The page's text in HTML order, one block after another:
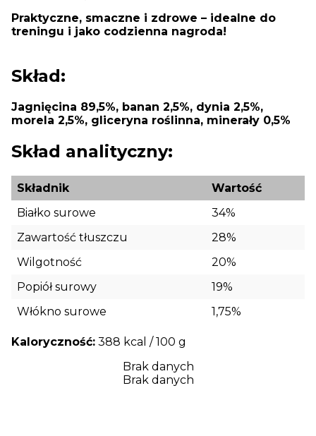
Praktyczne, smaczne i zdrowe – idealne do
treningu i jako codzienna nagroda!
Skład:
Jagnięcina 89,5%, banan 2,5%, dynia 2,5%,
morela 2,5%, gliceryna roślinna, minerały 0,5%
Skład analityczny:
Składnik
Wartość
Białko surowe
34%
Zawartość tłuszczu
28%
Wilgotność
20%
Popiół surowy
19%
Włókno surowe
1,75%
Kaloryczność: 388 kcal / 100 g
Brak danych
Brak danych